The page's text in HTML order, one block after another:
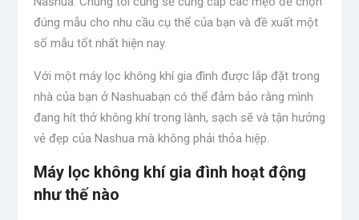
đúng mẫu cho nhu cầu cụ thể của bạn và đề xuất một
số mẫu tốt nhất hiện nay.
Với một máy lọc không khí gia đình được lắp đặt trong
nhà của bạn ở Nashuabạn có thể đảm bảo rằng mình
đang hít thở không khí trong lành, sạch sẽ và tận hưởng
vẻ đẹp của Nashua mà không phải thỏa hiệp.
Máy lọc không khí gia đình hoạt động
như thế nào